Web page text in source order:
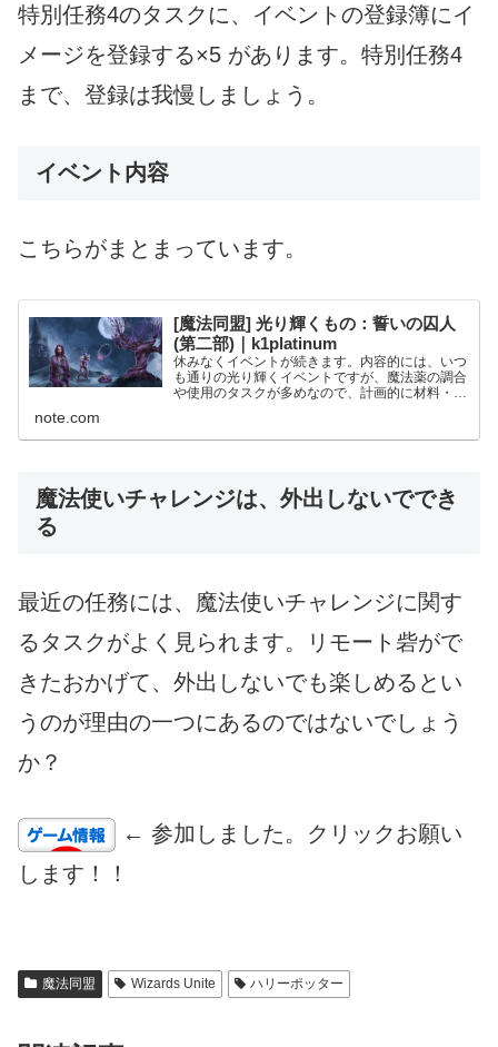
特別任務4のタスクに、イベントの登録簿にイ
メージを登録する×5 があります。特別任務4
まで、登録は我慢しましょう。
イベント内容
こちらがまとまっています。
[魔法同盟] 光り輝くもの：誓いの囚人
(第二部)｜k1platinum
休みなくイベントが続きます。内容的には、いつ
も通りの光り輝くイベントですが、魔法薬の調合
や使用のタスクが多めなので、計画的に材料・魔
で、手持ちのポートキー...
note.com
魔法使いチャレンジは、外出しないででき
る
最近の任務には、魔法使いチャレンジに関す
るタスクがよく見られます。リモート砦がで
きたおかげて、外出しないでも楽しめるとい
うのが理由の一つにあるのではないでしょう
か？
← 参加しました。クリックお願い
します！！
魔法同盟 Wizards Unite ハリーポッター